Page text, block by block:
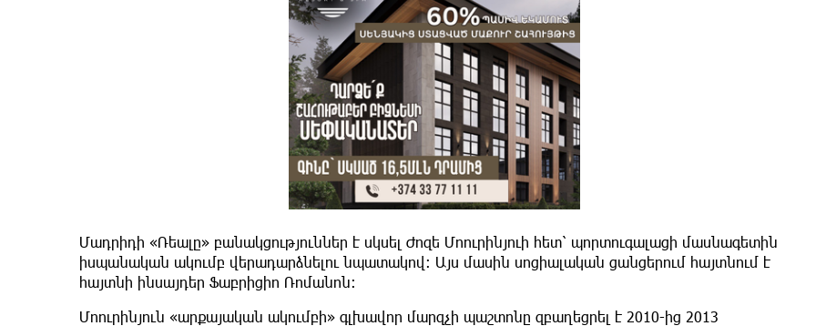
Մադրիդի «Ռեալը» բանակցություններ է սկսել Ժոզե Մոուրինյուի հետ՝ պորտուգալացի մասնագետին
իսպանական ակումբ վերադարձնելու նպատակով: Այս մասին սոցիալական ցանցերում հայտնում է
հայտնի ինսայդեր Ֆաբրիցիո Ռոմանոն:
Մոուրինյուն «արքայական ակումբի» գլխավոր մարզչի պաշտոնը զբաղեցրել է 2010-ից 2013